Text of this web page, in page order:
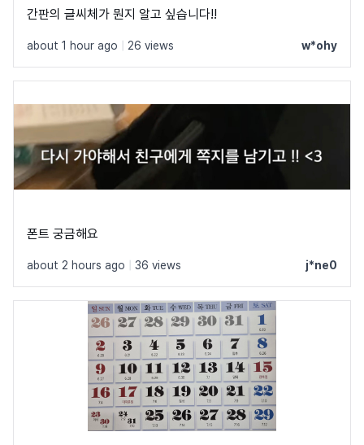
간판의 글씨체가 뭔지 알고 싶습니다!!
about 1 hour ago 26 views w*ohy
폰트 궁금해요
about 2 hours ago 36 views j*ne0